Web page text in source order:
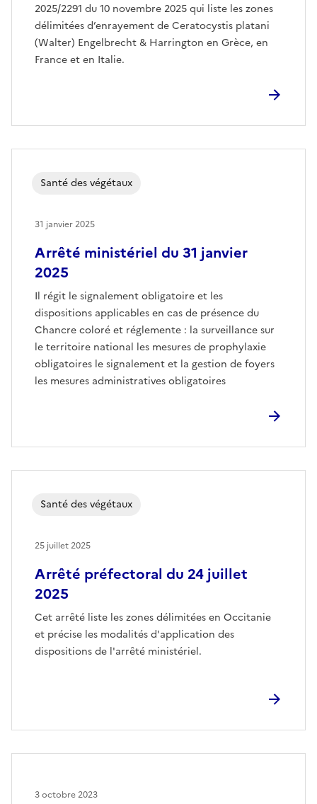
2025/2291 du 10 novembre 2025 qui liste les zones
délimitées d’enrayement de Ceratocystis platani
(Walter) Engelbrecht & Harrington en Grèce, en
France et en Italie.
Arrêté ministériel du 31 janvier
2025
Il régit le signalement obligatoire et les
dispositions applicables en cas de présence du
Chancre coloré et réglemente : la surveillance sur
le territoire national les mesures de prophylaxie
obligatoires le signalement et la gestion de foyers
les mesures administratives obligatoires
Santé des végétaux
31 janvier 2025
Arrêté préfectoral du 24 juillet
2025
Cet arrêté liste les zones délimitées en Occitanie
et précise les modalités d'application des
dispositions de l'arrêté ministériel.
Santé des végétaux
25 juillet 2025
3 octobre 2023